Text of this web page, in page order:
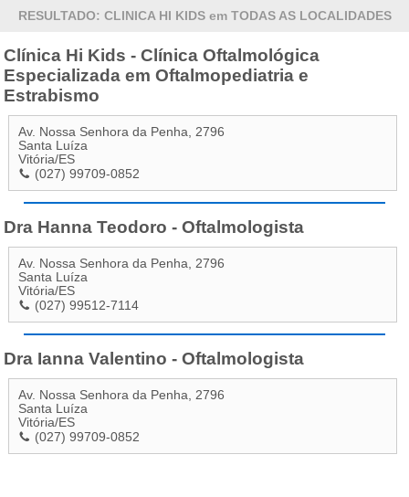
RESULTADO: CLINICA HI KIDS em TODAS AS LOCALIDADES
Clínica Hi Kids - Clínica Oftalmológica
Especializada em Oftalmopediatria e
Estrabismo
Av. Nossa Senhora da Penha, 2796
Santa Luíza
Vitória/ES
(027) 99709-0852
Dra Hanna Teodoro - Oftalmologista
Av. Nossa Senhora da Penha, 2796
Santa Luíza
Vitória/ES
(027) 99512-7114
Dra Ianna Valentino - Oftalmologista
Av. Nossa Senhora da Penha, 2796
Santa Luíza
Vitória/ES
(027) 99709-0852